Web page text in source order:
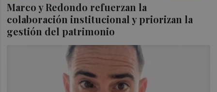
Marco y Redondo refuerzan la
colaboración institucional y priorizan la
gestión del patrimonio